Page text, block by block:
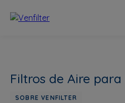
Filtros de Aire
SOBRE VENFILTER